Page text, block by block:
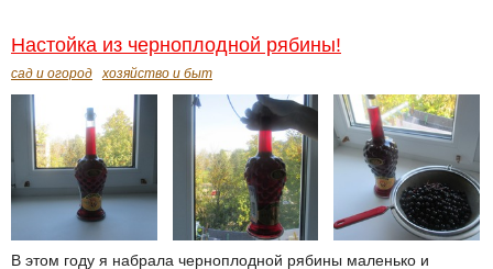
Настойка из черноплодной рябины!
сад и огород хозяйство и быт
В этом году я набрала черноплодной рябины маленько и